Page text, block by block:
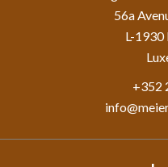
56a
L-1930
+352